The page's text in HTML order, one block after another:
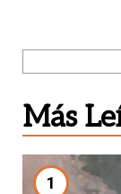
Más
1